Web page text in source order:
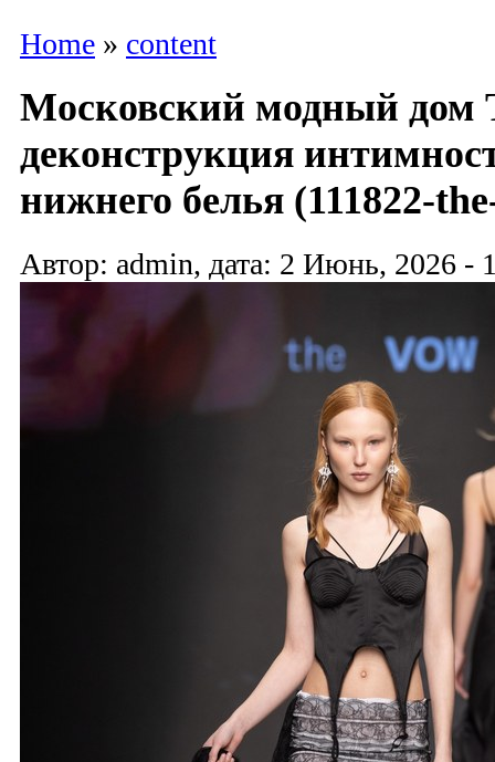
Home » content
Московский модный дом
деконструкция
нижнего белья (111822-
Автор: admin, дата: 2 Июнь, 2026 -